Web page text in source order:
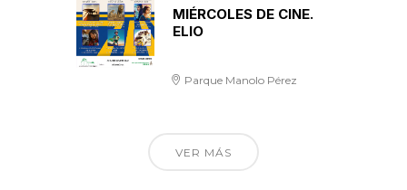
MIÉRCOLES DE CINE.
ELIO
Parque Manolo Pérez
VER MÁS